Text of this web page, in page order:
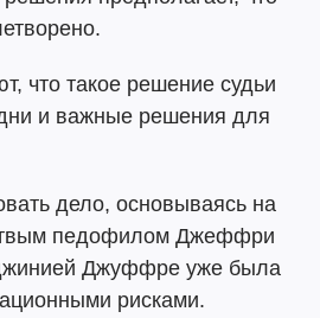
что такое решение судьи
и важные решения для
дело, основываясь на
педофилом Джеффри
Джуффре уже была
рисками.